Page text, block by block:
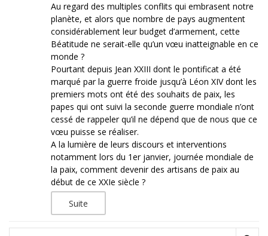
Au regard des multiples conflits qui embrasent notre
planète, et alors que nombre de pays augmentent
considérablement leur budget d’armement, cette
Béatitude ne serait-elle qu’un vœu inatteignable en ce
monde ?
Pourtant depuis Jean XXIII dont le pontificat a été
marqué par la guerre froide jusqu’à Léon XIV dont les
premiers mots ont été des souhaits de paix, les
papes qui ont suivi la seconde guerre mondiale n’ont
cessé de rappeler qu’il ne dépend que de nous que ce
vœu puisse se réaliser.
A la lumière de leurs discours et interventions
notamment lors du 1er janvier, journée mondiale de
la paix, comment devenir des artisans de paix au
début de ce XXIe siècle ?
Suite